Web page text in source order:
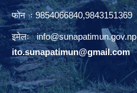
फोन ः 9854066840,9843151369
इमेलः info@sunapatimun.gov.np
ito.sunapatimun@gmail.com